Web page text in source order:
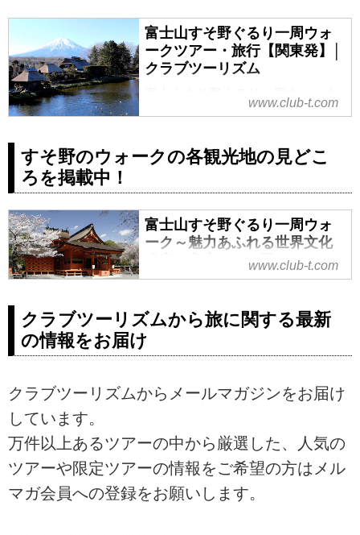
富士山すそ野ぐるり一周ウォ
ークツアー・旅行【関東発】│
クラブツーリズム
快適。360度のさまざまな角度か
ら富士山を仰ぎ見ながら完歩しま
単。
www.club-t.com
すそ野のウォークの各観光地の見どこ
ろを掲載中！
富士山すそ野ぐるり一周ウォ
ーク～魅力あふれる世界文化
遺産・富士のすそ野をあるく
～│クラブツーリズム
士山すそ野ぐるり一周ウォーク～
魅力あふれる世界文化遺産・富士
のすそ野をあるく～では、富士山
富士山すそ野ぐるり一周ウォーク
山本宮浅間大社、北山本門寺、白
糸の滝・音止めの滝、田貫湖、小
田貫湿原、陣馬の滝、朝霧高原、
青木ヶ原樹海、鳴沢氷穴、西湖い
www.club-t.com
クラブツーリズムから旅に関する最新
の情報をお届け
クラブツーリズムからメールマガジンをお届け
しています。
万件以上あるツアーの中から厳選した、人気の
ツアーや限定ツアーの情報をご希望の方はメル
マガ会員への登録をお願いします。